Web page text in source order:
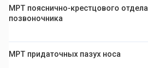
МРТ пояснично-крестцового отдела
позвоночника
МРТ придаточных пазух носа